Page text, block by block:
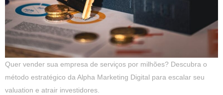
Quer vender sua empresa de serviços por milhões? Descubra o
método estratégico da Alpha Marketing Digital para escalar seu
valuation e atrair investidores.